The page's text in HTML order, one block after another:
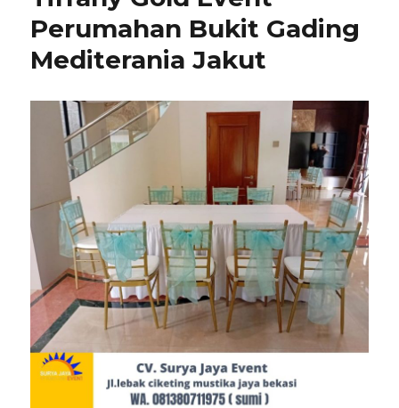
Perumahan Bukit Gading
Mediterania Jakut